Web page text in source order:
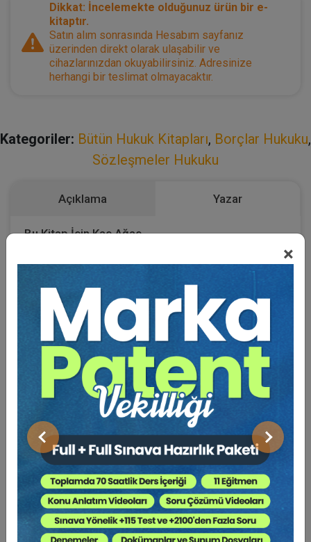
×
Önceki Sonraki
Dikkat: İncelemekte olduğunuz ürün bir e-
kitaptır.
Satın alım sonrasında Hesabım sayfanız
üzerinden direkt olarak ulaşabilir ve
cihazlarınızdan okuyabilirsiniz. Adresinize
herhangi bir teslimat olmayacaktır.
Kategoriler: Bütün Hukuk Kitapları, Borçlar Hukuku,
Sözleşmeler Hukuku
Açıklama Yazar
Bu Kitap İçin Kaç Ağaç
Kesiliyor ?
Uygulamada taraflar sözleşmeye konulan açık hükümler ile
para borçlarında temerrüt faizi yanında ayrıca ceza koşulu
(cezai şart) kararlaştırmaktadırlar. Sözleşmede kararlaştırılan
temerrüt faizi ya da kararlaştırılmamış olsa da kanunen
ödenmesi gereken temerrüt faizi yanında ceza koşulunun da
talep edilip edilemeyeceğine ilişkin çelişkili Yargıtay kararları
söz konusudur. Çalışmamızda, para borcunun ifasında
temerrüde düşülmesi halinde ödenecek olan temerrüt faizi ve
ceza koşulu kurumlarının birlikte söz konusu olmasına dayalı
sonuçları değerlendireceğiz. Konuya ilişkin güncel Yargıtay
kararları ile düşülen yanılgıyı somut örneklerle ortaya
koyarak; bu tür içtihatlardan dönülmesini önereceğiz. Para
borcunun ifasında temerrüde düşülmesi halinde sözleşme ile
kararlaştırılan temerrüt faizi oranının TBK m.120/II uyarınca